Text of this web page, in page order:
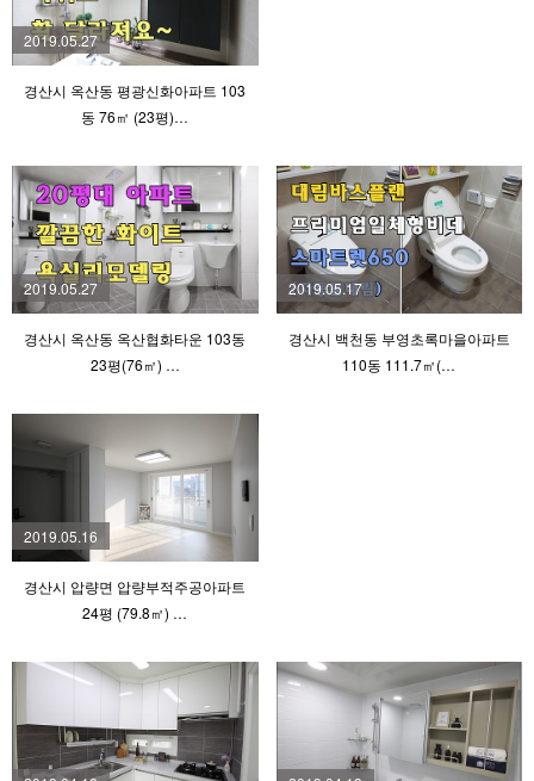
2019.05.27
경산시 옥산동 평광신화아파트 103
동 76㎡ (23평)…
2019.05.27
경산시 옥산동 옥산협화타운 103동
23평(76㎡) …
2019.05.17
경산시 백천동 부영초록마을아파트
110동 111.7㎡(…
2019.05.16
경산시 압량면 압량부적주공아파트
24평 (79.8㎡) …